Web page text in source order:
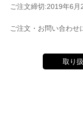
ご注文締切:2019年6
ご注文・お問い合わせ
取り